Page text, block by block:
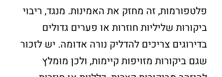
פלטפורמות, זה מחזק את האמינות. מנגד, ריבוי
ביקורות שליליות חוזרות או פערים גדולים
בדירוגים צריכים להדליק נורה אדומה. יש לזכור
שגם ביקורות מזויפות קיימות, ולכן מומלץ